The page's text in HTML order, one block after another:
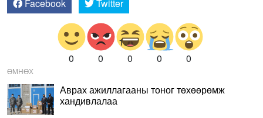
Facebook Twitter
0 0 0 0 0
ӨМНӨХ
Аврах ажиллагааны тоног төхөөрөмж
хандивлалаа